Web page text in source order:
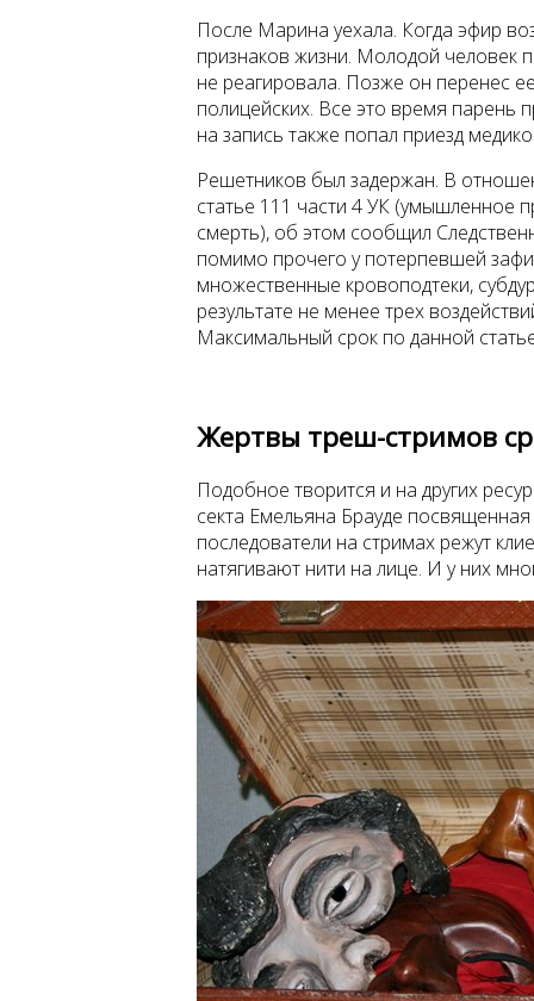
После Марина уехала. Когда эфир
признаков жизни. Молодой человек
не реагировала. Позже он перенес
полицейских. Все это время парень
на запись также попал приезд
Решетников был задержан. В
статье 111 части 4 УК (умышленное
смерть), об этом сообщил
помимо прочего у потерпевшей
множественные кровоподтеки,
результате не менее трех
Максимальный срок по данной
Жертвы треш-стримов
Подобное творится и на других
секта Емельяна Брауде
последователи на стримах режут
натягивают нити на лице. И у них